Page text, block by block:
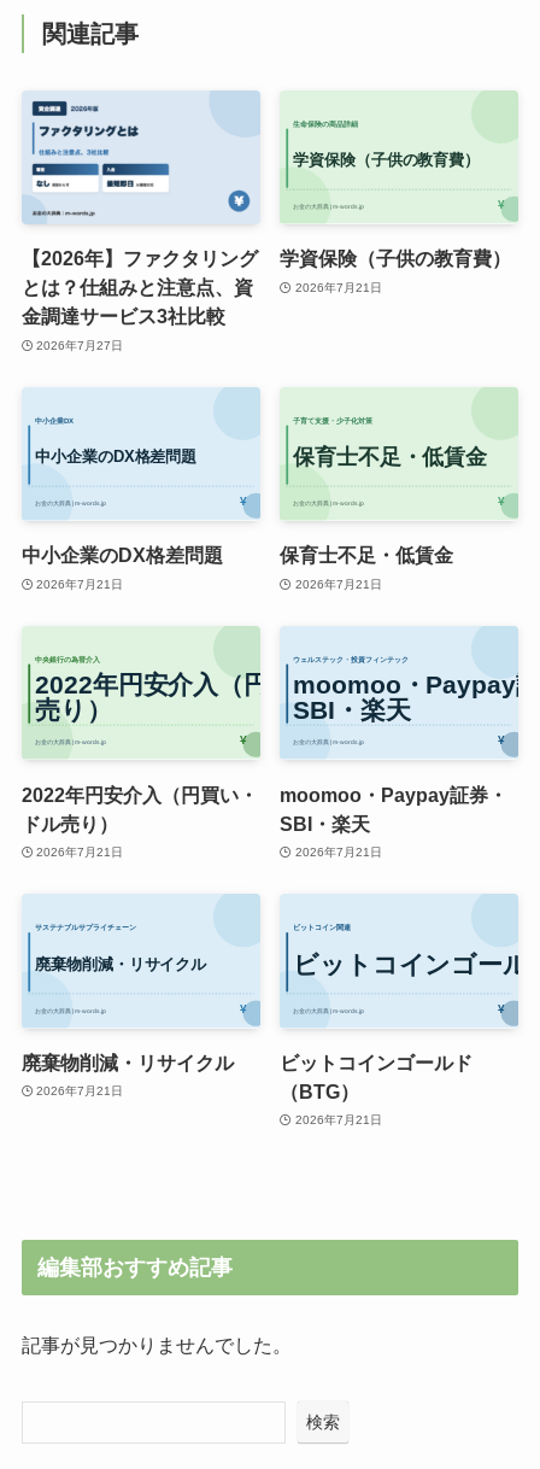
関連記事
【2026年】ファクタリング
とは？仕組みと注意点、資
金調達サービス3社比較
2026年7月27日
学資保険（子供の教育費）
2026年7月21日
中小企業のDX格差問題
2026年7月21日
保育士不足・低賃金
2026年7月21日
2022年円安介入（円買い・
ドル売り）
2026年7月21日
moomoo・Paypay証券・
SBI・楽天
2026年7月21日
廃棄物削減・リサイクル
2026年7月21日
ビットコインゴールド
（BTG）
2026年7月21日
編集部おすすめ記事
記事が見つかりませんでした。
検索